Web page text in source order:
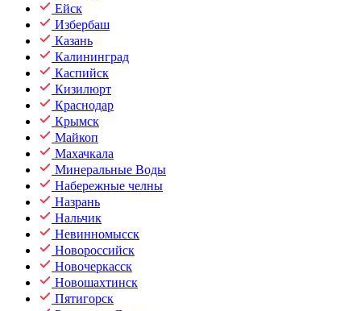
Ейск
Избербаш
Казань
Калининград
Каспийск
Кизилюрт
Краснодар
Крымск
Майкоп
Махачкала
Минеральные Воды
Набережные челны
Назрань
Нальчик
Невинномысск
Новороссийск
Новочеркасск
Новошахтинск
Пятигорск